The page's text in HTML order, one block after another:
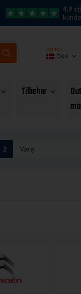
4.9
Valuta
DKK
Tilbehør